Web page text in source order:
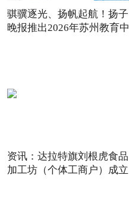
骐骥逐光、扬帆起航！扬子
晚报推出2026年苏州教育中
资讯：达拉特旗刘根虎食品
加工坊（个体工商户）成立